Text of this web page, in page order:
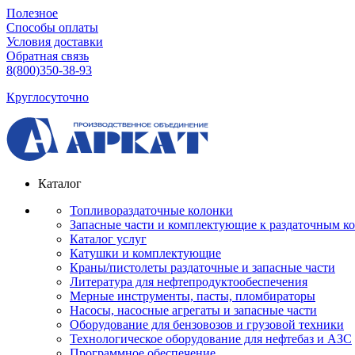
Полезное
Способы оплаты
Условия доставки
Обратная связь
8(800)350-38-93
Круглосуточно
Каталог
Топливораздаточные колонки
Запасные части и комплектующие к раздаточным
Каталог услуг
Катушки и комплектующие
Краны/пистолеты раздаточные и запасные части
Литература для нефтепродуктообеспечения
Мерные инструменты, пасты, пломбираторы
Насосы, насосные агрегаты и запасные части
Оборудование для бензовозов и грузовой техники
Технологическое оборудование для нефтебаз и АЗС